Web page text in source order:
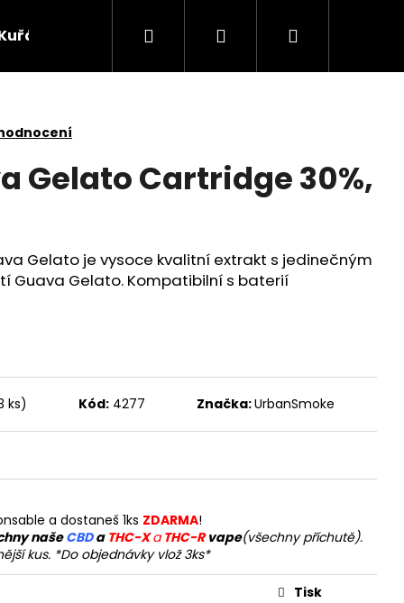
potřeby Žvýkací tabák
Hledat PřihlášeníNákupní
Gelato Cartridge 30%,
Gelato je vysoce kvalitní extrakt s jedinečným
Guava Gelato. Kompatibilní s baterií
ks) Kód: 4277 Značka:UrbanSmoke
a dostaneš 1ks ZDARMA!
našeCBD a THC-XaTHC-Rvape(všechny příchutě).
kus. *Do objednávky vlož 3ks*
Tisk
30%